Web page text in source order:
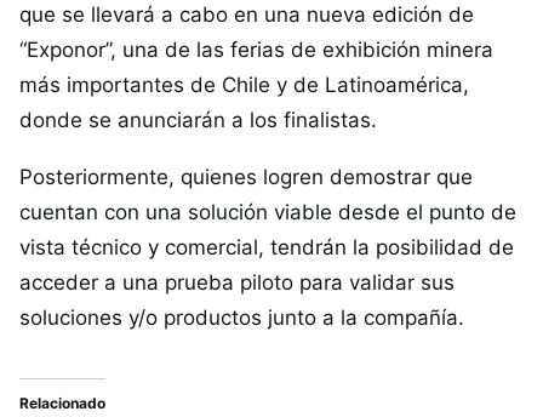
que se llevará a cabo en una nueva edición de
“Exponor”, una de las ferias de exhibición minera
más importantes de Chile y de Latinoamérica,
donde se anunciarán a los finalistas.
Posteriormente, quienes logren demostrar que
cuentan con una solución viable desde el punto de
vista técnico y comercial, tendrán la posibilidad de
acceder a una prueba piloto para validar sus
soluciones y/o productos junto a la compañía.
Relacionado